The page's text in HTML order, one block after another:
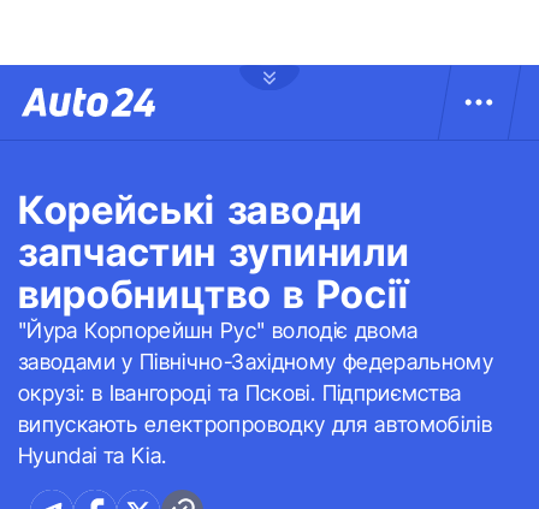
Корейські заводи
запчастин зупинили
виробництво в Росії
"Йура Корпорейшн Рус" володіє двома
заводами у Північно-Західному федеральному
окрузі: в Івангороді та Пскові. Підприємства
випускають електропроводку для автомобілів
Hyundai та Kia.